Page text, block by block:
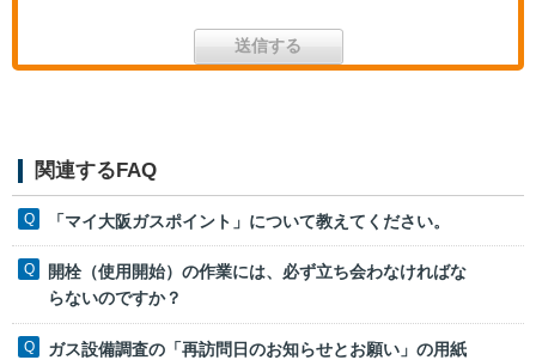
関連するFAQ
「マイ大阪ガスポイント」について教えてください。
開栓（使用開始）の作業には、必ず立ち会わなければな
らないのですか？
ガス設備調査の「再訪問日のお知らせとお願い」の用紙